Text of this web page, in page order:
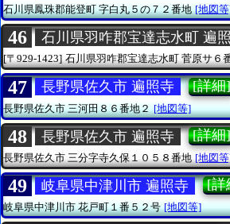
石川県鳳珠郡能登町字白丸５の７２番地 [地図
46 石川県羽咋郡宝達志水町 遍
[〒929-1423] 石川県羽咋郡宝達志水町菅原サ６
47 長野県佐久市 遍照寺 [詳細]
長野県佐久市三河田８６番地２ [地図等]
48 長野県佐久市 遍照寺 [詳細]
長野県佐久市三分字寺久保１０５８番地 [地図
49 岐阜県中津川市 遍照寺 [詳
岐阜県中津川市花戸町１番５２号 [地図等]